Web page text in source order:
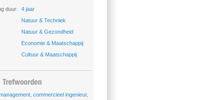
duur:
4 jaar
Natuur & Techniek
Natuur & Gezondheid
Economie & Maatschappij
Cultuur & Maatschappij
commercieel ingenieur,